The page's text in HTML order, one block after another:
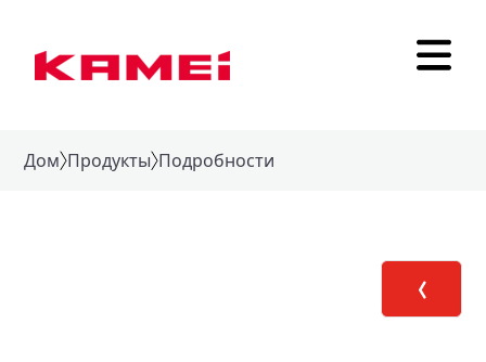
Дом Продукты Подробности